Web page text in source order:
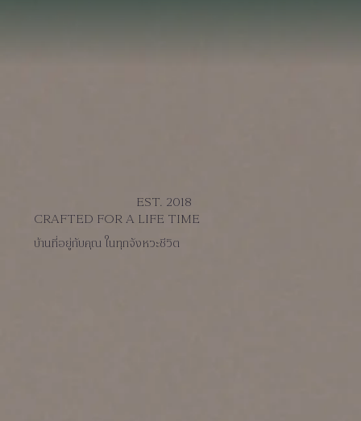
EST. 2018
CRAFTED FOR A LIFE TIME
บ้านที่อยู่กับคุณ ในทุกจังหวะชีวิต